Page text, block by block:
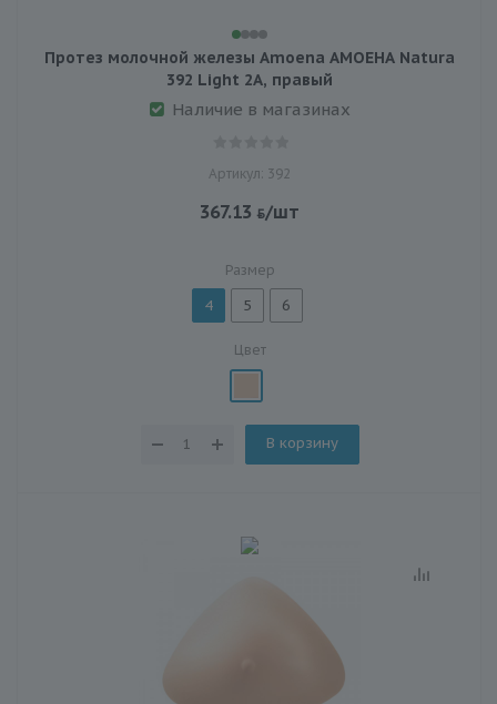
Протез молочной железы Amoena АМОЕНА Natura
392 Light 2A, правый
Наличие в магазинах
Артикул: 392
367.13 /шт
Размер
4 5 6
Цвет
В корзину